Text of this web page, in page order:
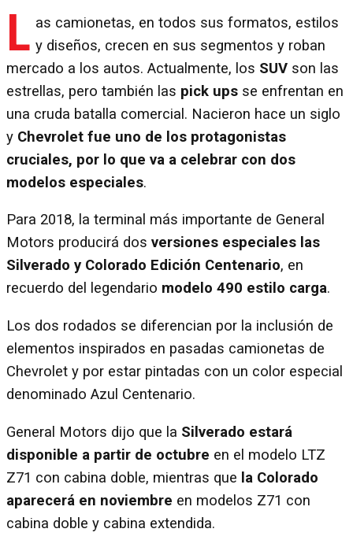
L as camionetas, en todos sus formatos, estilos
y diseños, crecen en sus segmentos y roban
mercado a los autos. Actualmente, los SUV son las
estrellas, pero también las pick ups se enfrentan en
una cruda batalla comercial. Nacieron hace un siglo
y Chevrolet fue uno de los protagonistas
cruciales, por lo que va a celebrar con dos
modelos especiales.
Para 2018, la terminal más importante de General
Motors producirá dos versiones especiales las
Silverado y Colorado Edición Centenario, en
recuerdo del legendario modelo 490 estilo carga.
Los dos rodados se diferencian por la inclusión de
elementos inspirados en pasadas camionetas de
Chevrolet y por estar pintadas con un color especial
denominado Azul Centenario.
General Motors dijo que la Silverado estará
disponible a partir de octubre en el modelo LTZ
Z71 con cabina doble, mientras que la Colorado
aparecerá en noviembre en modelos Z71 con
cabina doble y cabina extendida.